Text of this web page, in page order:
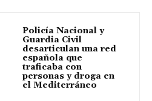
Policía Nacional y
Guardia Civil
desarticulan una red
española que
traficaba con
personas y droga en
el Mediterráneo